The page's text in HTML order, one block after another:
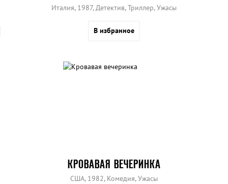
Италия, 1987, Детектив, Триллер, Ужасы
В избранное
КРОВАВАЯ ВЕЧЕРИНКА
США, 1982, Комедия, Ужасы